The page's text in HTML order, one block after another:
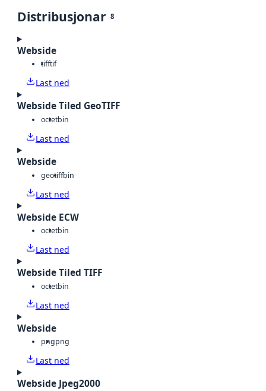
Distribusjonar 8
Webside
tifftif
Last ned
Webside Tiled GeoTIFF
octetbin
Last ned
Webside
geotiffbin
Last ned
Webside ECW
octetbin
Last ned
Webside Tiled TIFF
octetbin
Last ned
Webside
pngpng
Last ned
Webside Jpeg2000